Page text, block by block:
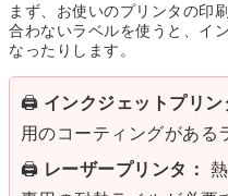
まず、お使いのプリンタの印
合わないラベルを使うと、イ
なったりします。
🖨️ インクジェットプリン
用のコーティングがある
🖨️ レーザープリンタ：